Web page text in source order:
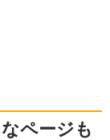
ページも